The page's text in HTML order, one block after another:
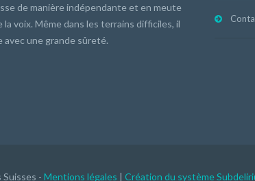
de manière indépendante et en meute
la voix. Même dans les terrains difficiles, il
avec une grande sûreté.
- Mentions légales | Création du système